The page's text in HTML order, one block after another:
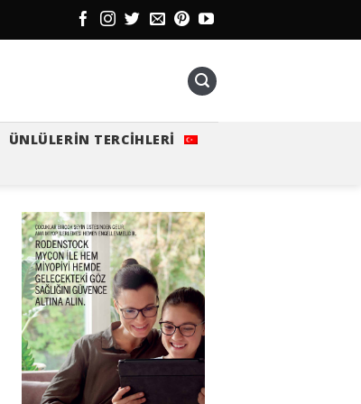
ÜNLÜLERIN TERCIHLERI